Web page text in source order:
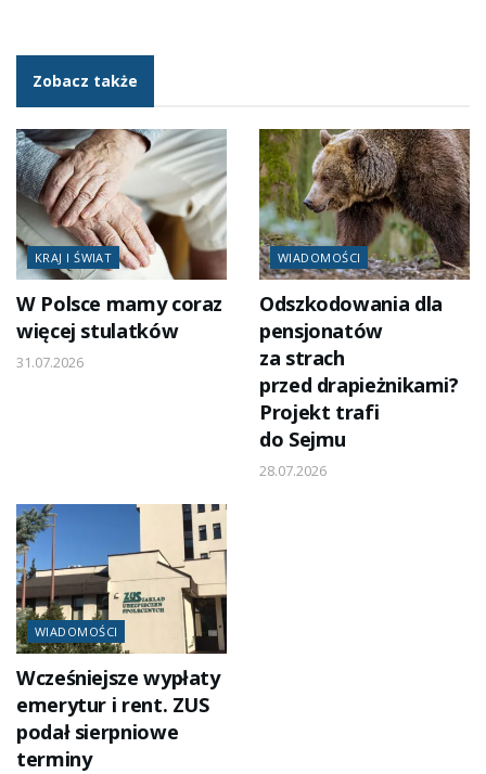
Zobacz także
KRAJ I ŚWIAT
W Polsce mamy coraz
więcej stulatków
31.07.2026
WIADOMOŚCI
Odszkodowania dla
pensjonatów
za strach
przed drapieżnikami?
Projekt trafi
do Sejmu
28.07.2026
WIADOMOŚCI
Wcześniejsze wypłaty
emerytur i rent. ZUS
podał sierpniowe
terminy